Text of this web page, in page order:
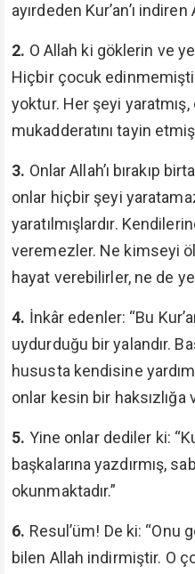
ayırdeden Kur’an’ı
2. O Allah ki göklerin ve
Hiçbir çocuk
yoktur. Her şeyi
mukadderatını tayin
3. Onlar Allah’ı bırakıp
onlar hiçbir şeyi
yaratılmışlardır.
veremezler. Ne kimseyi
hayat verebilirler, ne de
4. İnkâr edenler: “Bu
uydurduğu bir yalandır.
hususta kendisine
onlar kesin bir
5. Yine onlar dediler ki:
başkalarına yazdırmış,
okunmaktadır.”
6. Resul’üm! De ki: “Onu
bilen Allah indirmiştir. O